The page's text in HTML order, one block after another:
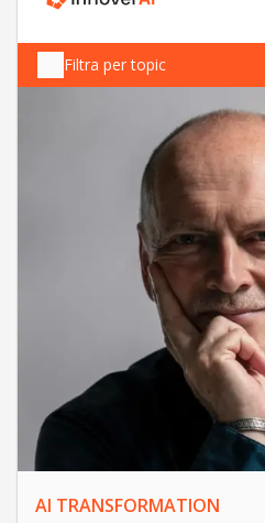
Filtra per topic
AI TRANSFORMATION